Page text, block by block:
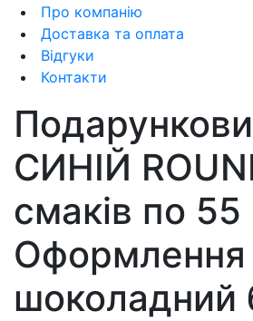
Про компанію
Доставка та оплата
Відгуки
Контакти
СИНІЙ
смаків по 55
Оформлення
шоколадний